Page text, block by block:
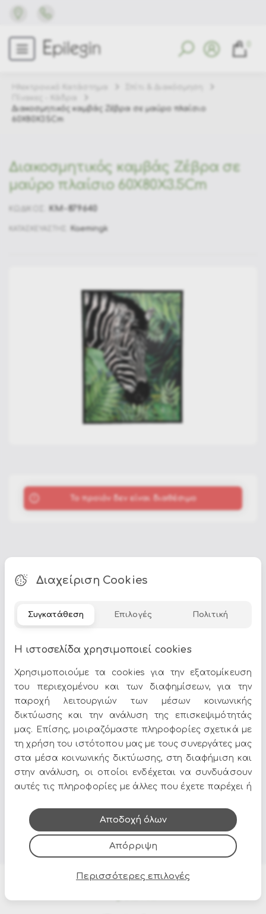
Διακοσμητικός καμβάς Ζέβρα σε μαύρο πλαίσιο
60X80X3.5Cm
Διακοσμητικός καμβάς Ζέβρα σε
μαύρο πλαίσιο 60X80X3.5Cm
KM-879640
Kaemingk
To προϊόν δεν είναι διαθέσιμο
βρείτε πλούσια γκάμα σε σχέδια, χρώματα και υλικά,
για να ταιριάζουν απόλυτα με το στυλ του σπιτιού σας.
Δείτε περισσότερα στο σπίτι & διακόσμηση
Όλες οι προσφορές και τα νέα του Epilegin,
στο email και τα social media!
Διαχείριση Cookies
Συγκατάθεση Επιλογές Πολιτική
Η ιστοσελίδα χρησιμοποιεί cookies
Χρησιμοποιούμε τα cookies για την εξατομίκευση
του περιεχομένου και των διαφημίσεων, για την
παροχή λειτουργιών των μέσων κοινωνικής
δικτύωσης και την ανάλυση της επισκεψιμότητάς
μας. Επίσης, μοιραζόμαστε πληροφορίες σχετικά με
τη χρήση του ιστότοπου μας με τους συνεργάτες μας
στα μέσα κοινωνικής δικτύωσης, στη διαφήμιση και
στην ανάλυση, οι οποίοι ενδέχεται να συνδυάσουν
αυτές τις πληροφορίες με άλλες που έχετε παρέχει ή
τους.
Απόρριψη
Αποδοχή όλων
Περισσότερες επιλογές